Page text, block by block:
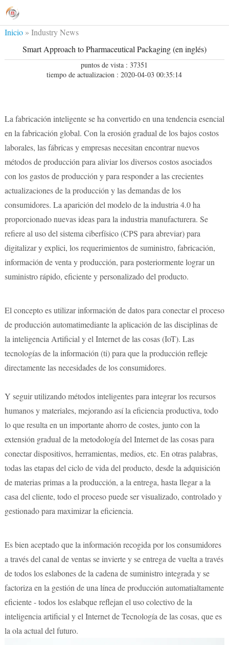
Inicio» Industry News
Smart Approach to Pharmaceutical Packaging (en inglés)
puntos de vista : 37351
tiempo de actualizacion : 2020-04-03 00:35:14
La fabricación inteligente se ha convertido en una tendencia esencial
en la fabricación global. Con la erosión gradual de los bajos costos
laborales, las fábricas y empresas necesitan encontrar nuevos
métodos de producción para aliviar los diversos costos asociados
con los gastos de producción y para responder a las crecientes
actualizaciones de la producción y las demandas de los
consumidores. La aparición del modelo de la industria 4.0 ha
proporcionado nuevas ideas para la industria manufacturera. Se
refiere al uso del sistema ciberfísico (CPS para abreviar) para
digitalizar y explici, los requerimientos de suministro, fabricación,
información de venta y producción, para posteriormente lograr un
suministro rápido, eficiente y personalizado del producto.
El concepto es utilizar información de datos para conectar el proceso
de producción automatimediante la aplicación de las disciplinas de
la inteligencia Artificial y el Internet de las cosas (IoT). Las
tecnologías de la información (ti) para que la producción refleje
directamente las necesidades de los consumidores.
Y seguir utilizando métodos inteligentes para integrar los recursos
humanos y materiales, mejorando así la eficiencia productiva, todo
lo que resulta en un importante ahorro de costes, junto con la
extensión gradual de la metodología del Internet de las cosas para
conectar dispositivos, herramientas, medios, etc. En otras palabras,
todas las etapas del ciclo de vida del producto, desde la adquisición
de materias primas a la producción, a la entrega, hasta llegar a la
casa del cliente, todo el proceso puede ser visualizado, controlado y
gestionado para maximizar la eficiencia.
Es bien aceptado que la información recogida por los consumidores
a través del canal de ventas se invierte y se entrega de vuelta a través
de todos los eslabones de la cadena de suministro integrada y se
factoriza en la gestión de una línea de producción automatialtamente
eficiente - todos los eslabque reflejan el uso colectivo de la
inteligencia artificial y el Internet de Tecnología de las cosas, que es
la ola actual del futuro.